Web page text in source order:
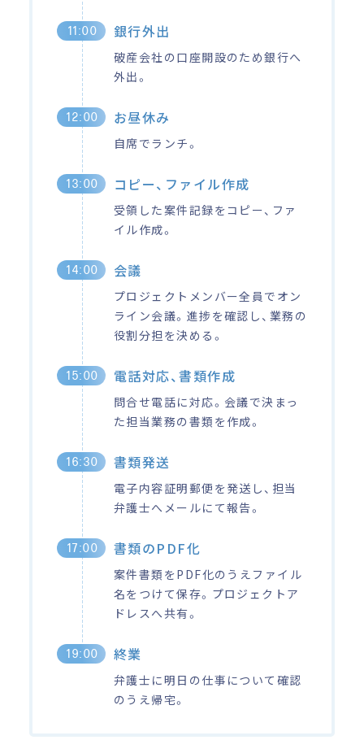
11:00 銀行外出
破産会社の口座開設のため銀行へ
外出。
12:00 お昼休み
自席でランチ。
13:00 コピー、ファイル作成
受領した案件記録をコピー、ファ
イル作成。
14:00 会議
プロジェクトメンバー全員でオン
ライン会議。進捗を確認し、業務の
役割分担を決める。
15:00 電話対応、書類作成
問合せ電話に対応。会議で決まっ
た担当業務の書類を作成。
16:30 書類発送
電子内容証明郵便を発送し、担当
弁護士へメールにて報告。
17:00 書類のPDF化
案件書類をPDF化のうえファイル
名をつけて保存。プロジェクトア
ドレスへ共有。
19:00 終業
弁護士に明日の仕事について確認
のうえ帰宅。